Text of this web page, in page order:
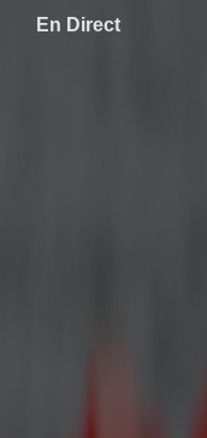
En Direct